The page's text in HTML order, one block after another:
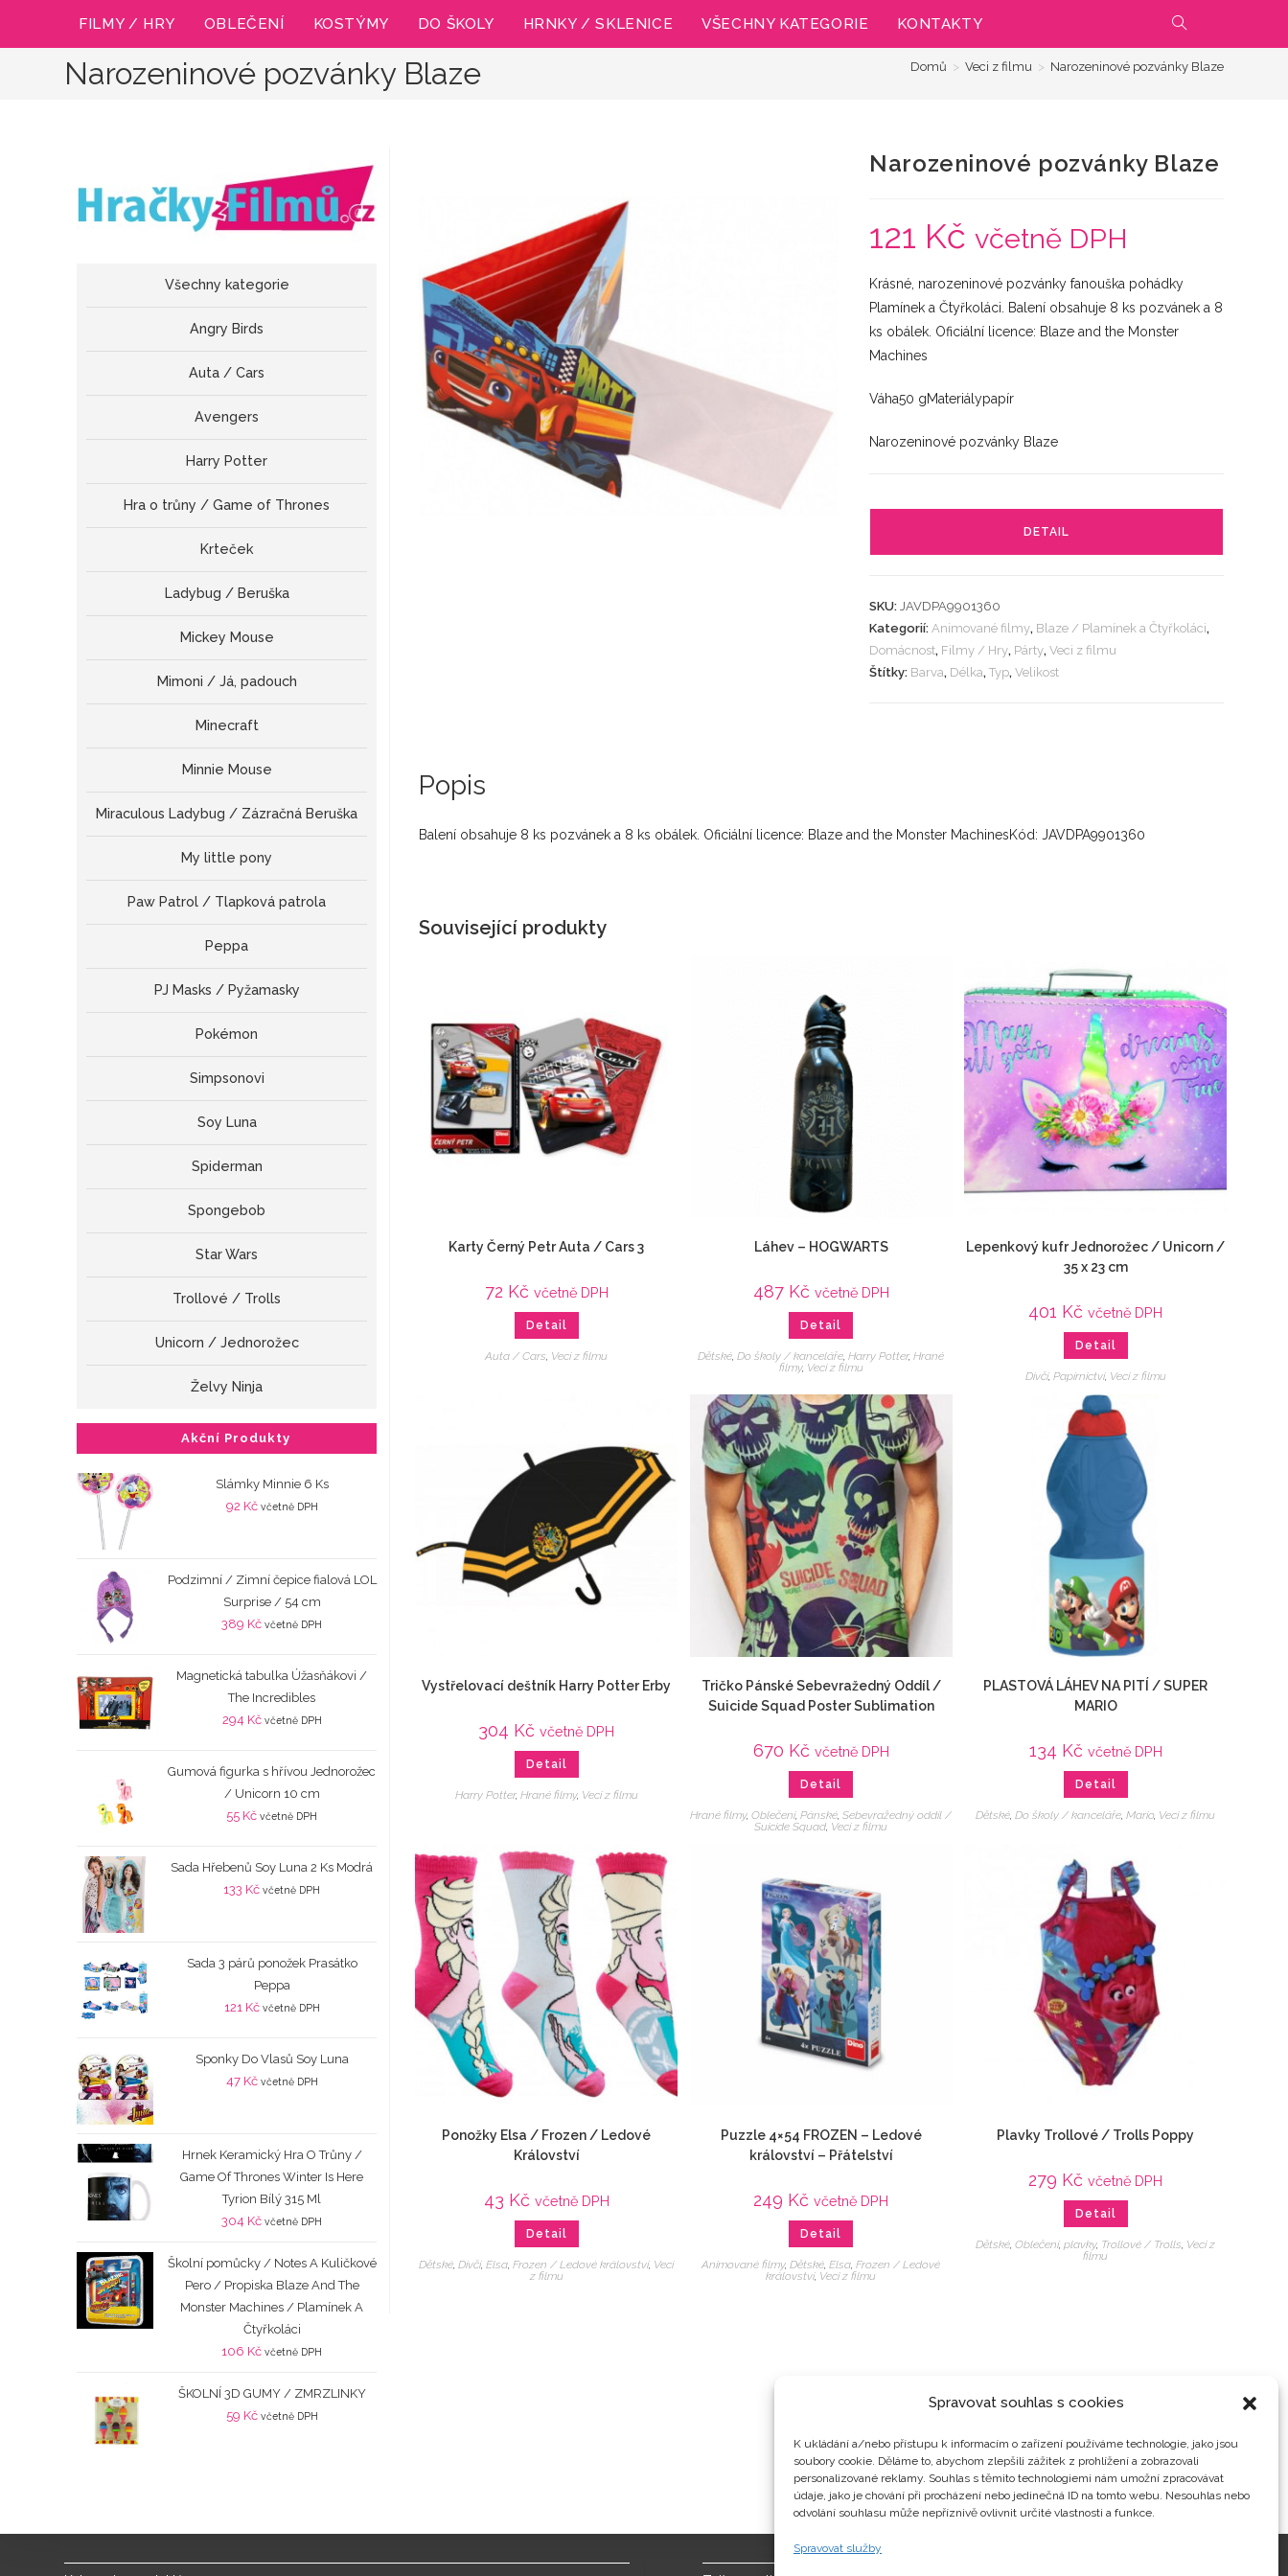
Spravovat souhlas s cookies
K ukládání a/nebo přístupu k informacím o zařízení používáme technologie, jako jsou
soubory cookie. Děláme to, abychom zlepšili zážitek z prohlížení a zobrazovali
personalizované reklamy. Souhlas s těmito technologiemi nám umožní zpracovávat
údaje, jako je chování při procházení nebo jedinečná ID na tomto webu. Nesouhlas nebo
odvolání souhlasu může nepříznivě ovlivnit určité vlastnosti a funkce.
Spravovat služby
FILMY / HRY OBLEČENÍ KOSTÝMY DO ŠKOLY HRNKY / SKLENICE VŠECHNY KATEGORIE KONTAKTY PŘEPNOUT
VYHLEDÁVÁNÍ
WEBU
Narozeninové pozvánky Blaze Domů > Veci z filmu > Narozeninové pozvánky Blaze
Narozeninové pozvánky Blaze
121 Kč včetně DPH
Krásné, narozeninové pozvánky fanouška pohádky
Plamínek a Čtyřkoláci. Balení obsahuje 8 ks pozvánek a 8
ks obálek. Oficiální licence: Blaze and the Monster
Machines
Váha50 gMateriálypapír
Narozeninové pozvánky Blaze
DETAIL
SKU:JAVDPA9901360
Kategorií:Animované filmy, Blaze / Plamínek a Čtyřkoláci,
Domácnost, Filmy / Hry, Párty,Veci z filmu
Štítky: Barva, Délka,Typ,Velikost
Popis
Balení obsahuje 8 ks pozvánek a 8 ks obálek. Oficiální licence: Blaze and the Monster MachinesKód: JAVDPA9901360
Související produkty
Karty Černý Petr Auta / Cars 3
72 Kč včetně DPH
Detail
Auta / Cars, Veci z filmu
Láhev – HOGWARTS
487 Kč včetně DPH
Detail
Dětské,Do školy / kanceláře,Harry Potter,Hrané
filmy, Veci z filmu
Lepenkový kufr Jednorožec / Unicorn /
35 x 23 cm
401 Kč včetně DPH
Detail
Dívčí, Papírnictví, Veci z filmu
Vystřelovací deštník Harry Potter Erby
304 Kč včetně DPH
Detail
Harry Potter, Hrané filmy, Veci z filmu
Tričko Pánské Sebevražedný Oddíl /
Suicide Squad Poster Sublimation
670 Kč včetně DPH
Detail
Hrané filmy,Oblečení,Pánské ,Sebevražedný oddíl /
Suicide Squad Veci z filmu
PLASTOVÁ LÁHEV NA PITÍ / SUPER
MARIO
134 Kč včetně DPH
Detail
Dětské ,Do školy / kanceláře ,Mario, Veci z filmu
Ponožky Elsa / Frozen / Ledové
Království
43 Kč včetně DPH
Detail
Dětské,Dívčí,Elsa,Frozen / Ledové království, Veci
z filmu
Puzzle 4×54 FROZEN – Ledové
království – Přátelství
249 Kč včetně DPH
Detail
Animované filmy,Dětské,Elsa,Frozen / Ledové
království, Veci z filmu
Plavky Trollové / Trolls Poppy
279 Kč včetně DPH
Detail
Dětské,Oblečení,plavky, Trollové / Trolls, Veci z
filmu
Všechny kategorie
Angry Birds
Auta / Cars
Avengers
Harry Potter
Hra o trůny / Game of Thrones
Krteček
Ladybug / Beruška
Mickey Mouse
Mimoni / Já, padouch
Minecraft
Minnie Mouse
Miraculous Ladybug / Zázračná Beruška
My little pony
Paw Patrol / Tlapková patrola
Peppa
PJ Masks / Pyžamasky
Pokémon
Simpsonovi
Soy Luna
Spiderman
Spongebob
Star Wars
Trollové / Trolls
Unicorn / Jednorožec
Želvy Ninja
Akční Produkty
Slámky Minnie 6 Ks
92 Kč včetně DPH
Podzimní / Zimní čepice fialová LOL
Surprise / 54 cm
389 Kč včetně DPH
Magnetická tabulka Úžasňákovi /
The Incredibles
294 Kč včetně DPH
Gumová figurka s hřívou Jednorožec
/ Unicorn 10 cm
55 Kč včetně DPH
Sada Hřebenů Soy Luna 2 Ks Modrá
133 Kč včetně DPH
Sada 3 párů ponožek Prasátko
Peppa
121 Kč včetně DPH
Sponky Do Vlasů Soy Luna
47 Kč včetně DPH
Hrnek Keramický Hra O Trůny /
Game Of Thrones Winter Is Here
Tyrion Bílý 315 Ml
304 Kč včetně DPH
Školní pomůcky / Notes A Kuličkové
Pero / Propiska Blaze And The
Monster Machines / Plamínek A
Čtyřkoláci
106 Kč včetně DPH
ŠKOLNÍ 3D GUMY / ZMRZLINKY
59 Kč včetně DPH